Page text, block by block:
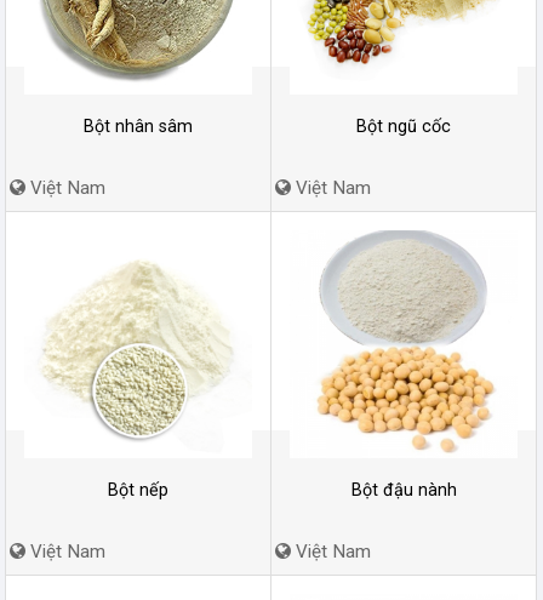
Bột nhân sâm
Việt Nam
Bột ngũ cốc
Việt Nam
Bột nếp
Việt Nam
Bột đậu nành
Việt Nam